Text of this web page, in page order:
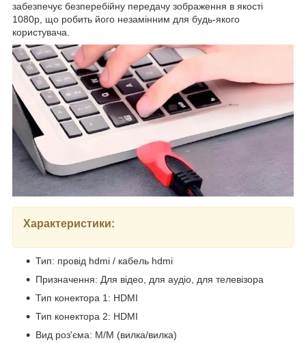
забезпечує безперебійну передачу зображення в якості
1080p, що робить його незамінним для будь-якого
користувача.
Характеристики:
Тип: провід hdmi / кабель hdmi
Призначення: Для відео, для аудіо, для телевізора
Тип конектора 1: HDMI
Тип конектора 2: HDMI
Вид роз'єма: М/М (вилка/вилка)